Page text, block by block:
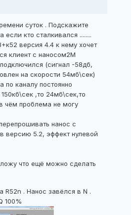
суток . Подскажите
если кто сталкивался ........
версия 4.4 к нему хочет
клиент с наносом2М
(сигнал -58дб,
на скорости 54мб\сек)
по каналу постоянно
150кб\сек ,то 24мб\сек,то
чём проблема не могу
нанос с
версию 5.2, эффект нулевой
что ещё можно сделать
R52n . Нанос завёлся в N .
100%